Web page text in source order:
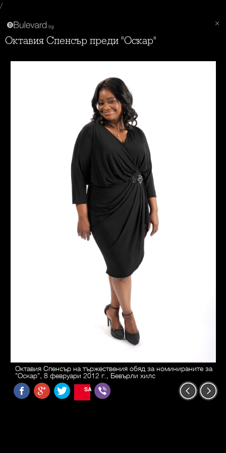
/
Октавия Спенсър преди "Оскар"
Октавия Спенсър на тържествения обяд за номинираните за
"Оскар", 8 февруари 2012 г., Бевърли хилс
SAVE